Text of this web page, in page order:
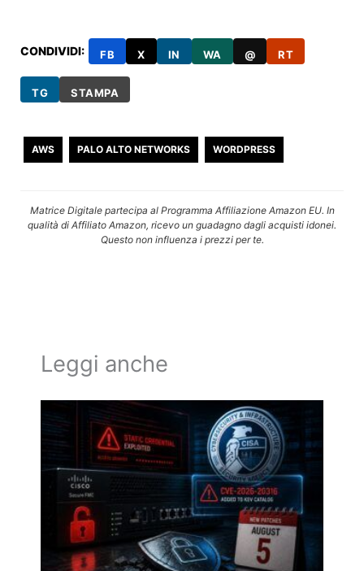
CONDIVIDI: FB X IN WA @ RT
TG STAMPA
AWS PALO ALTO NETWORKS WORDPRESS
Matrice Digitale partecipa al Programma Affiliazione Amazon EU. In
qualità di Affiliato Amazon, ricevo un guadagno dagli acquisti idonei.
Questo non influenza i prezzi per te.
Leggi anche